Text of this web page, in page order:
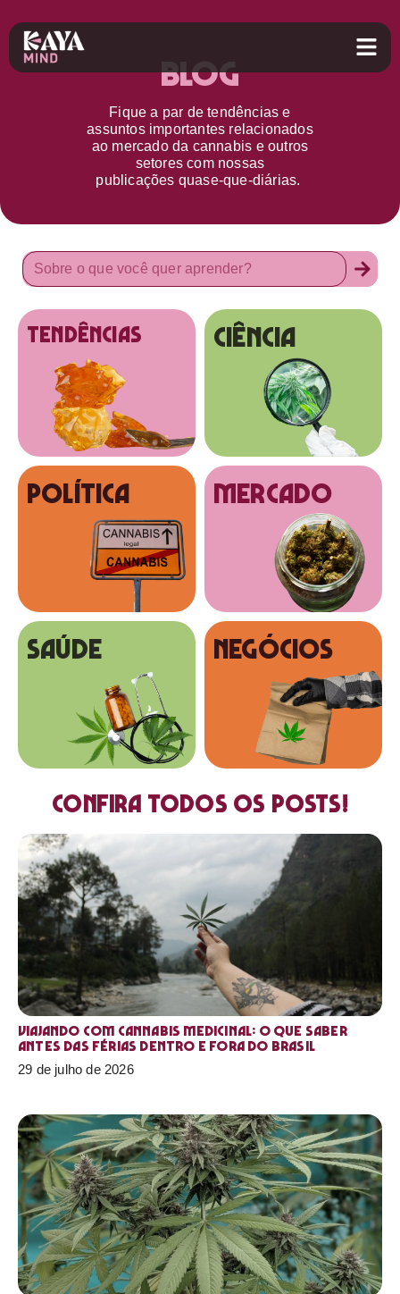
Blog
Fique a par detendências e
assuntos importantes relacionados
ao mercado da cannabis e outros
setorescom nossas
publicações quase-que-diárias.
tendências Ciência
Política MERCADO
SAÚDE NEGÓCIOS
Confira todos os posts!
Viajando com cannabis medicinal: o que saber
antes das férias dentro e fora do Brasil
29 de julho de 2026